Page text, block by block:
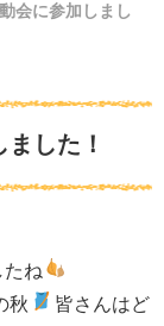
会に参加しまし
した！
ね
秋
皆さんはど